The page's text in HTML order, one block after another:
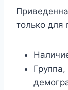
только для